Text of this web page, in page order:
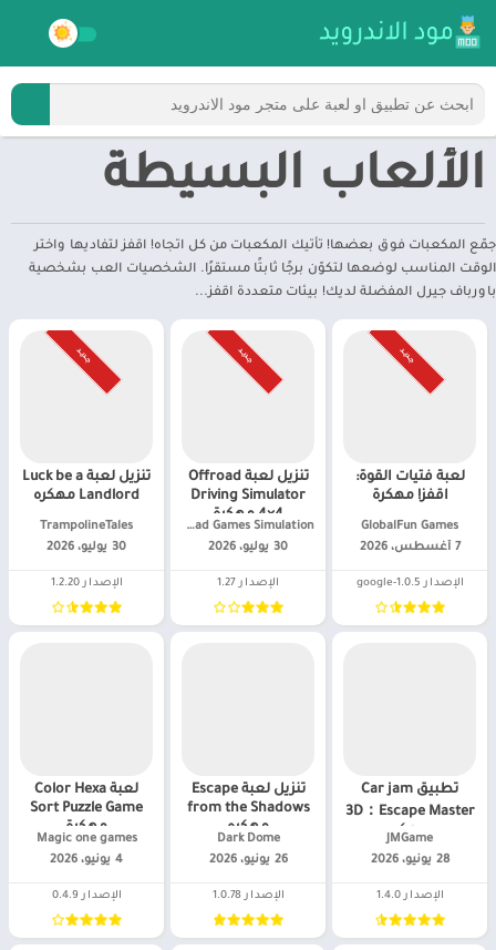
الألعاب البسيطة
جمّع المكعبات فوق بعضها! تأتيك المكعبات من كل اتجاه! اقفز لتفاديها واختر
الوقت المناسب لوضعها لتكوّن برجًا ثابتًا مستقرًا. الشخصيات العب بشخصية
باورباف جيرل المفضلة لديك! بيئات متعددة اقفز...
جـديـد
لعبة فتيات القوة:
اقفز! مهكرة
GlobalFun Games‏
7 أغسطس، 2026
الإصدار 1.0.5-google
جـديـد
تنزيل لعبة Offroad
Driving Simulator
4×4 مهكرة
Offroad Games Simulation‏
30 يوليو، 2026
الإصدار 1.27
جـديـد
تنزيل لعبة Luck be a
Landlord مهكره
TrampolineTales‏
30 يوليو، 2026
الإصدار 1.2.20
تطبيق Car jam
3D：Escape Master
مهكر
JMGame‏
28 يونيو، 2026
الإصدار 1.4.0
تنزيل لعبة Escape
from the Shadows
مهكره
Dark Dome‏
26 يونيو، 2026
الإصدار 1.0.78
لعبة Color Hexa
Sort Puzzle Game
مهكرة
Magic one games‏
4 يونيو، 2026
الإصدار 0.4.9